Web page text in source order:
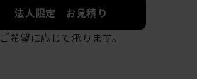
法人限定 お見積り
ご希望に応じて承ります。